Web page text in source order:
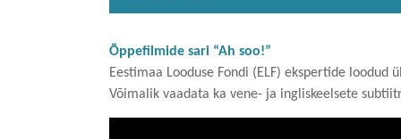
Õppefilmide sari “Ah soo!”
Eestimaa Looduse Fondi (ELF) ekspertide loodud
Võimalik vaadata ka vene- ja ingliskeelsete